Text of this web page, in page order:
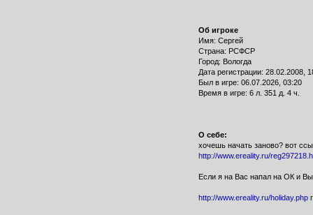
Об игроке
Имя: Сергей
Страна: РСФСР
Город: Вологда
Дата регистрации: 28.02.2008,
Был в игре: 06.07.2026, 03:20
Время в игре: 6 л. 351 д. 4 ч.
О себе:
хочешь начать заново? вот
http://www.ereality.ru/
Если я на Вас напал на ОК и
http://www.ereality.ru/holiday.php